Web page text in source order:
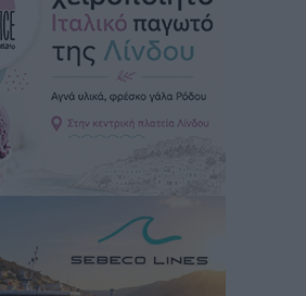
μεγάλες δεσμεύσεις
για τους γιατρούς των νησιών
με το Αττικόν για το
4 ώρες
η εθνική πρωτοβουλία
νέες συμμετοχές εταιρειών
άτομα για ηχορύπανση από